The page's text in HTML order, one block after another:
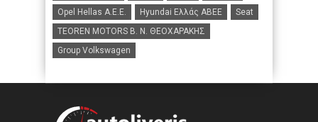
Opel Hellas A.E.E.
Hyundai Ελλάς ΑΒΕΕ
Seat
TEOREN MOTORS B. N. ΘΕΟΧΑΡΑΚΗΣ
Group Volkswagen